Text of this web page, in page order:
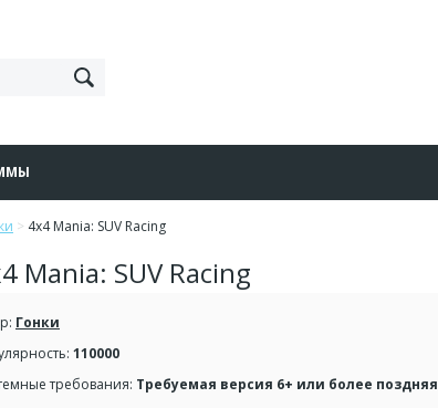
> 4x4 Mania: SUV Racing
Mania: SUV Racing
Гонки
110000
требования: Требуемая версия 6+ или более поздняя